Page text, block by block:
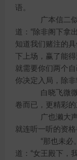
语。
广本信二似
道：“除非阁下拿
知道我们赌注的
下上场，赢了能
就需要你们两个
你决定入局，除
白晓飞微微
卷而已，更精彩
广也濑大声
就连听一听的资格
“那也未必。
道：“女王殿下，